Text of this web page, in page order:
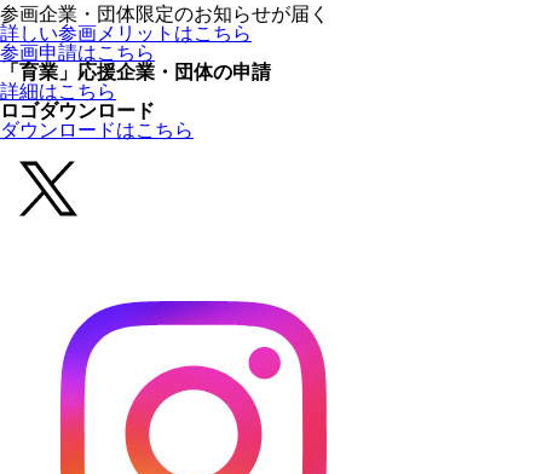
参画企業・団体限定のお知らせが届く
詳しい参画メリットはこちら
参画申請はこちら
「育業」応援企業・団体の申請
詳細はこちら
ロゴダウンロード
ダウンロードはこちら